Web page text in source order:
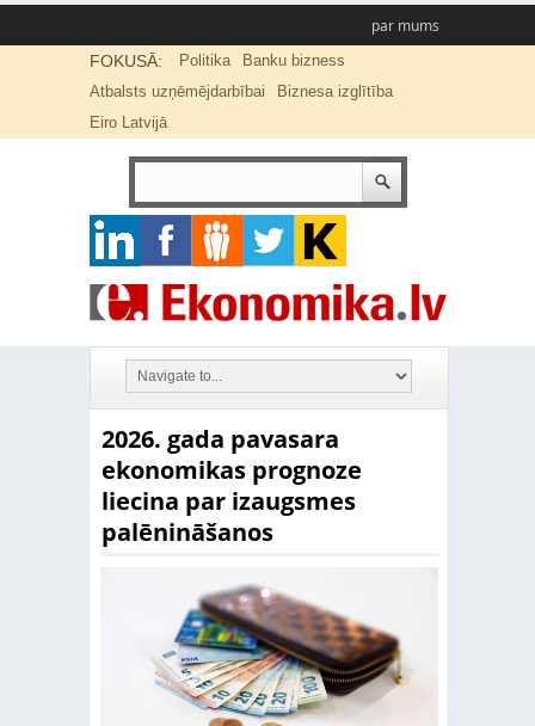
par mums
FOKUSĀ: Politika
Banku bizness
Atbalsts uzņēmējdarbībai
Biznesa izglītība
Eiro Latvijā
2026. gada pavasara
ekonomikas prognoze
liecina par izaugsmes
palēnināšanos